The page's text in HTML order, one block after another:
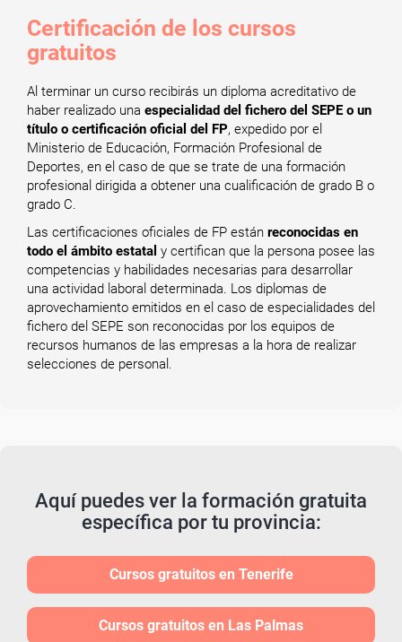
Certificación de los cursos
gratuitos
Al terminar un curso recibirás un diploma acreditativo de
haber realizado una especialidad del fichero del SEPE o un
título o certificación oficial del FP, expedido por el
Ministerio de Educación, Formación Profesional de
Deportes, en el caso de que se trate de una formación
profesional dirigida a obtener una cualificación de grado B o
grado C.
Las certificaciones oficiales de FP están reconocidas en
todo el ámbito estatal y certifican que la persona posee las
competencias y habilidades necesarias para desarrollar
una actividad laboral determinada. Los diplomas de
aprovechamiento emitidos en el caso de especialidades del
fichero del SEPE son reconocidas por los equipos de
recursos humanos de las empresas a la hora de realizar
selecciones de personal.
Aquí puedes ver la formación gratuita
específica por tu provincia:
Cursos gratuitos en Tenerife
Cursos gratuitos en Las Palmas